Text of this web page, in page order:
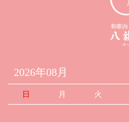
2026年08月
日 月 火